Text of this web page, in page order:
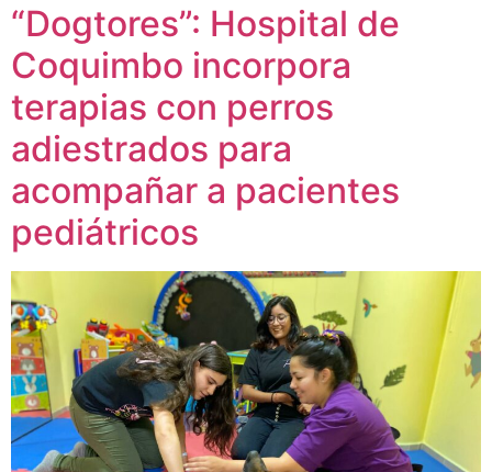
“Dogtores”: Hospital de
Coquimbo incorpora
terapias con perros
adiestrados para
acompañar a pacientes
pediátricos